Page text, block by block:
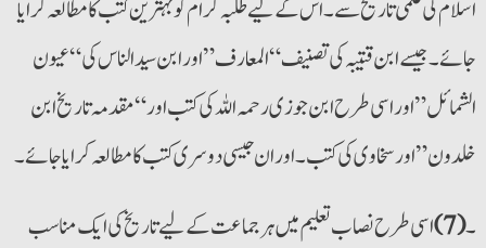
اسلام کی علمی تاریخ سے۔ اس کے لیے طلبہ کرام کو بہترین کتب کا مطالعہ کرایا
جائے۔ جیسے ابن قتیبہ کی تصنیف “المعارف” اور ابن سید الناس کی “عیون
الشمائل” اور اسی طرح ابن جوزی رحمہ اللہ کی کتب اور “مقدمہ تاریخ ابن
خلدون” اور سخاوی کی کتب۔ اوران جیسی دوسری کتب کا مطالعہ کرایا جائے۔
۔(7) اسی طرح نصاب تعلیم میں ہرجماعت کے لیے تاریخ کی ایک مناسب